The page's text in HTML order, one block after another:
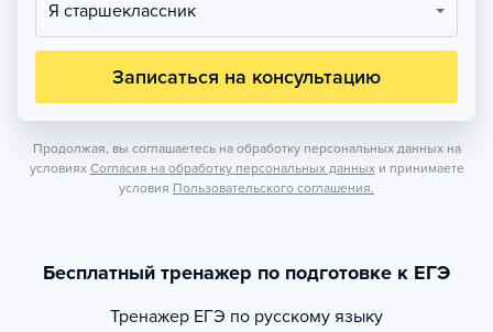
Я старшеклассник
Записаться на консультацию
Продолжая, вы соглашаетесь на обработку персональных данных на
условиях Согласия на обработку персональных данных и принимаете
условия Пользовательского соглашения.
Бесплатный тренажер по подготовке к ЕГЭ
Тренажер ЕГЭ по русскому языку